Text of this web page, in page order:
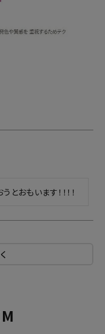
おもいます！！！！